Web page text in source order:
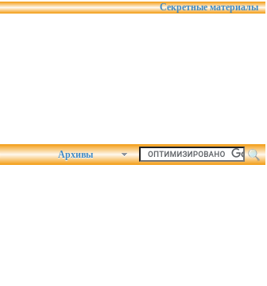
Секретные материалы
Архивы